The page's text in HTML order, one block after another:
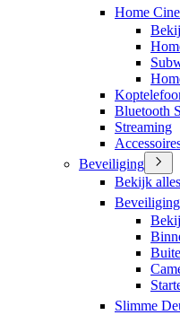
Home
Bluetooth
Streaming
Beveiliging
Bekijk alles
Slimme